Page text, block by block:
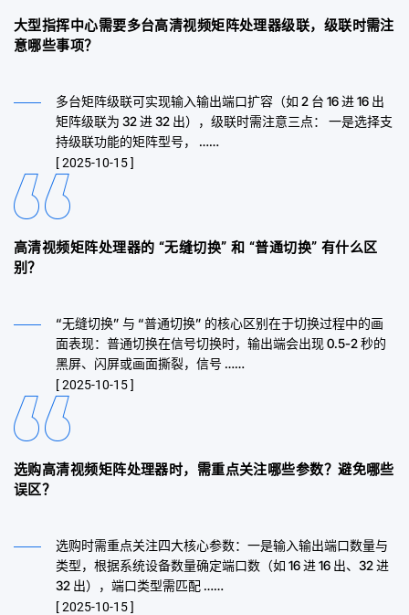
大型指挥中心需要多台高清视频矩阵处理器级联，级联时需注
意哪些事项？
多台矩阵级联可实现输入输出端口扩容（如 2 台 16 进 16 出
矩阵级联为 32 进 32 出），级联时需注意三点： 一是选择支
持级联功能的矩阵型号， ……
[ 2025-10-15 ]
高清视频矩阵处理器的 “无缝切换” 和 “普通切换” 有什么区
别？
“无缝切换” 与 “普通切换” 的核心区别在于切换过程中的画
面表现：普通切换在信号切换时，输出端会出现 0.5-2 秒的
黑屏、闪屏或画面撕裂，信号 ……
[ 2025-10-15 ]
选购高清视频矩阵处理器时，需重点关注哪些参数？避免哪些
误区？
选购时需重点关注四大核心参数：一是输入输出端口数量与
类型，根据系统设备数量确定端口数（如 16 进 16 出、32 进
32 出），端口类型需匹配 ……
[ 2025-10-15 ]